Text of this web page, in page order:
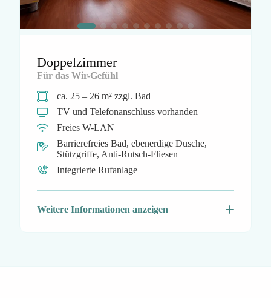
Doppelzimmer
Für das Wir-Gefühl
ca. 25 – 26 m² zzgl. Bad
TV und Telefonanschluss vorhanden
Freies W-LAN
Barrierefreies Bad, ebenerdige Dusche,
Stützgriffe, Anti-Rutsch-Fliesen
Integrierte Rufanlage
Weitere Informationen anzeigen